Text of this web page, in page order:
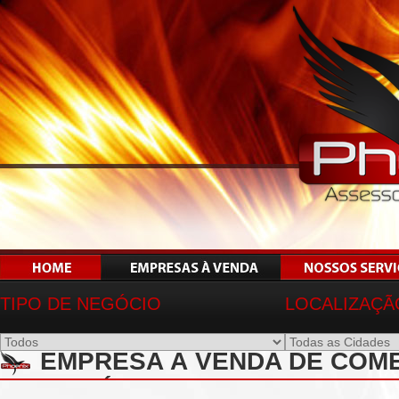
TIPO DE NEGÓCIO
EMPRESA À VENDA DE
DOMÉSTICOS EM ARARAS-